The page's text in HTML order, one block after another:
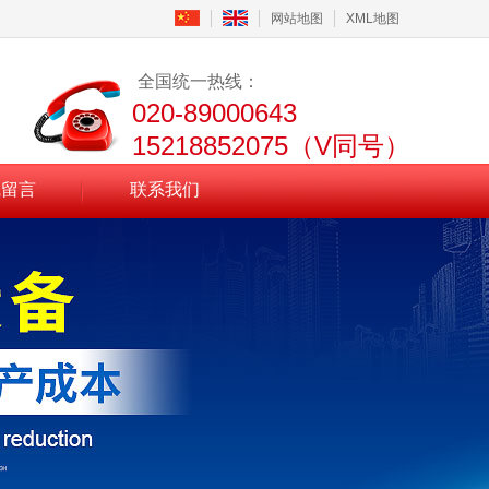
网站地图 XML地图
全国统一热线：
020-89000643
15218852075（V同号）
言 联系我们